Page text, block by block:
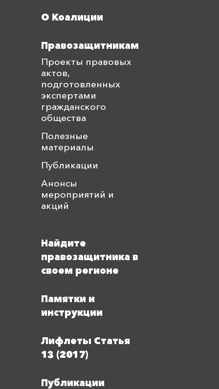
О Коалиции
Правозащитникам
Проекты правовых
актов,
подготовленных
экспертами
гражданского
общества
Полезные
материалы
Публикации
Анонсы
мероприятий и
акций
Найдите
правозащитника в
своем регионе
Памятки и
инструкции
Лифлеты Статья
13 (2017)
Публикации